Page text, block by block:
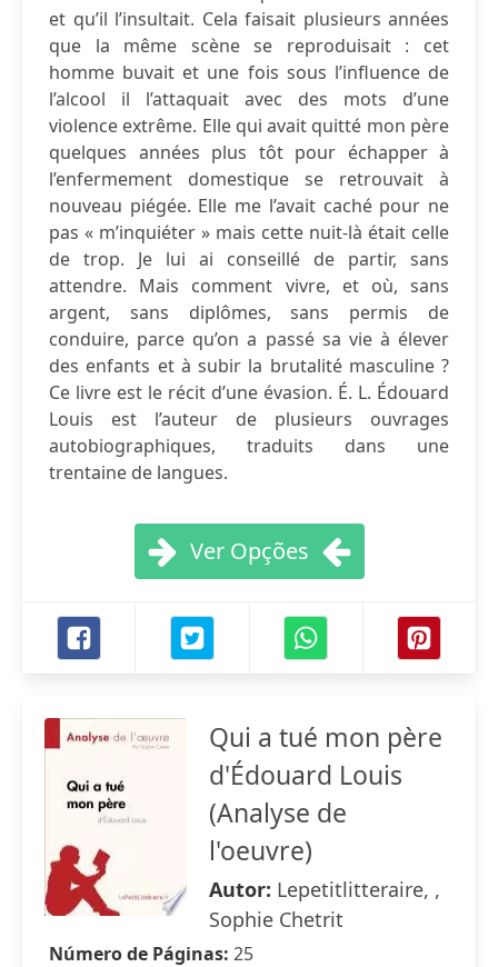
et qu’il l’insultait. Cela faisait plusieurs années
que la même scène se reproduisait : cet
homme buvait et une fois sous l’influence de
l’alcool il l’attaquait avec des mots d’une
violence extrême. Elle qui avait quitté mon père
quelques années plus tôt pour échapper à
l’enfermement domestique se retrouvait à
nouveau piégée. Elle me l’avait caché pour ne
pas « m’inquiéter » mais cette nuit-là était celle
de trop. Je lui ai conseillé de partir, sans
attendre. Mais comment vivre, et où, sans
argent, sans diplômes, sans permis de
conduire, parce qu’on a passé sa vie à élever
des enfants et à subir la brutalité masculine ?
Ce livre est le récit d’une évasion. É. L. Édouard
Louis est l’auteur de plusieurs ouvrages
autobiographiques, traduits dans une
trentaine de langues.
Ver Opções
Qui a tué mon père
d'Édouard Louis
(Analyse de
l'oeuvre)
Autor: Lepetitlitteraire, ,
Sophie Chetrit
Número de Páginas: 25